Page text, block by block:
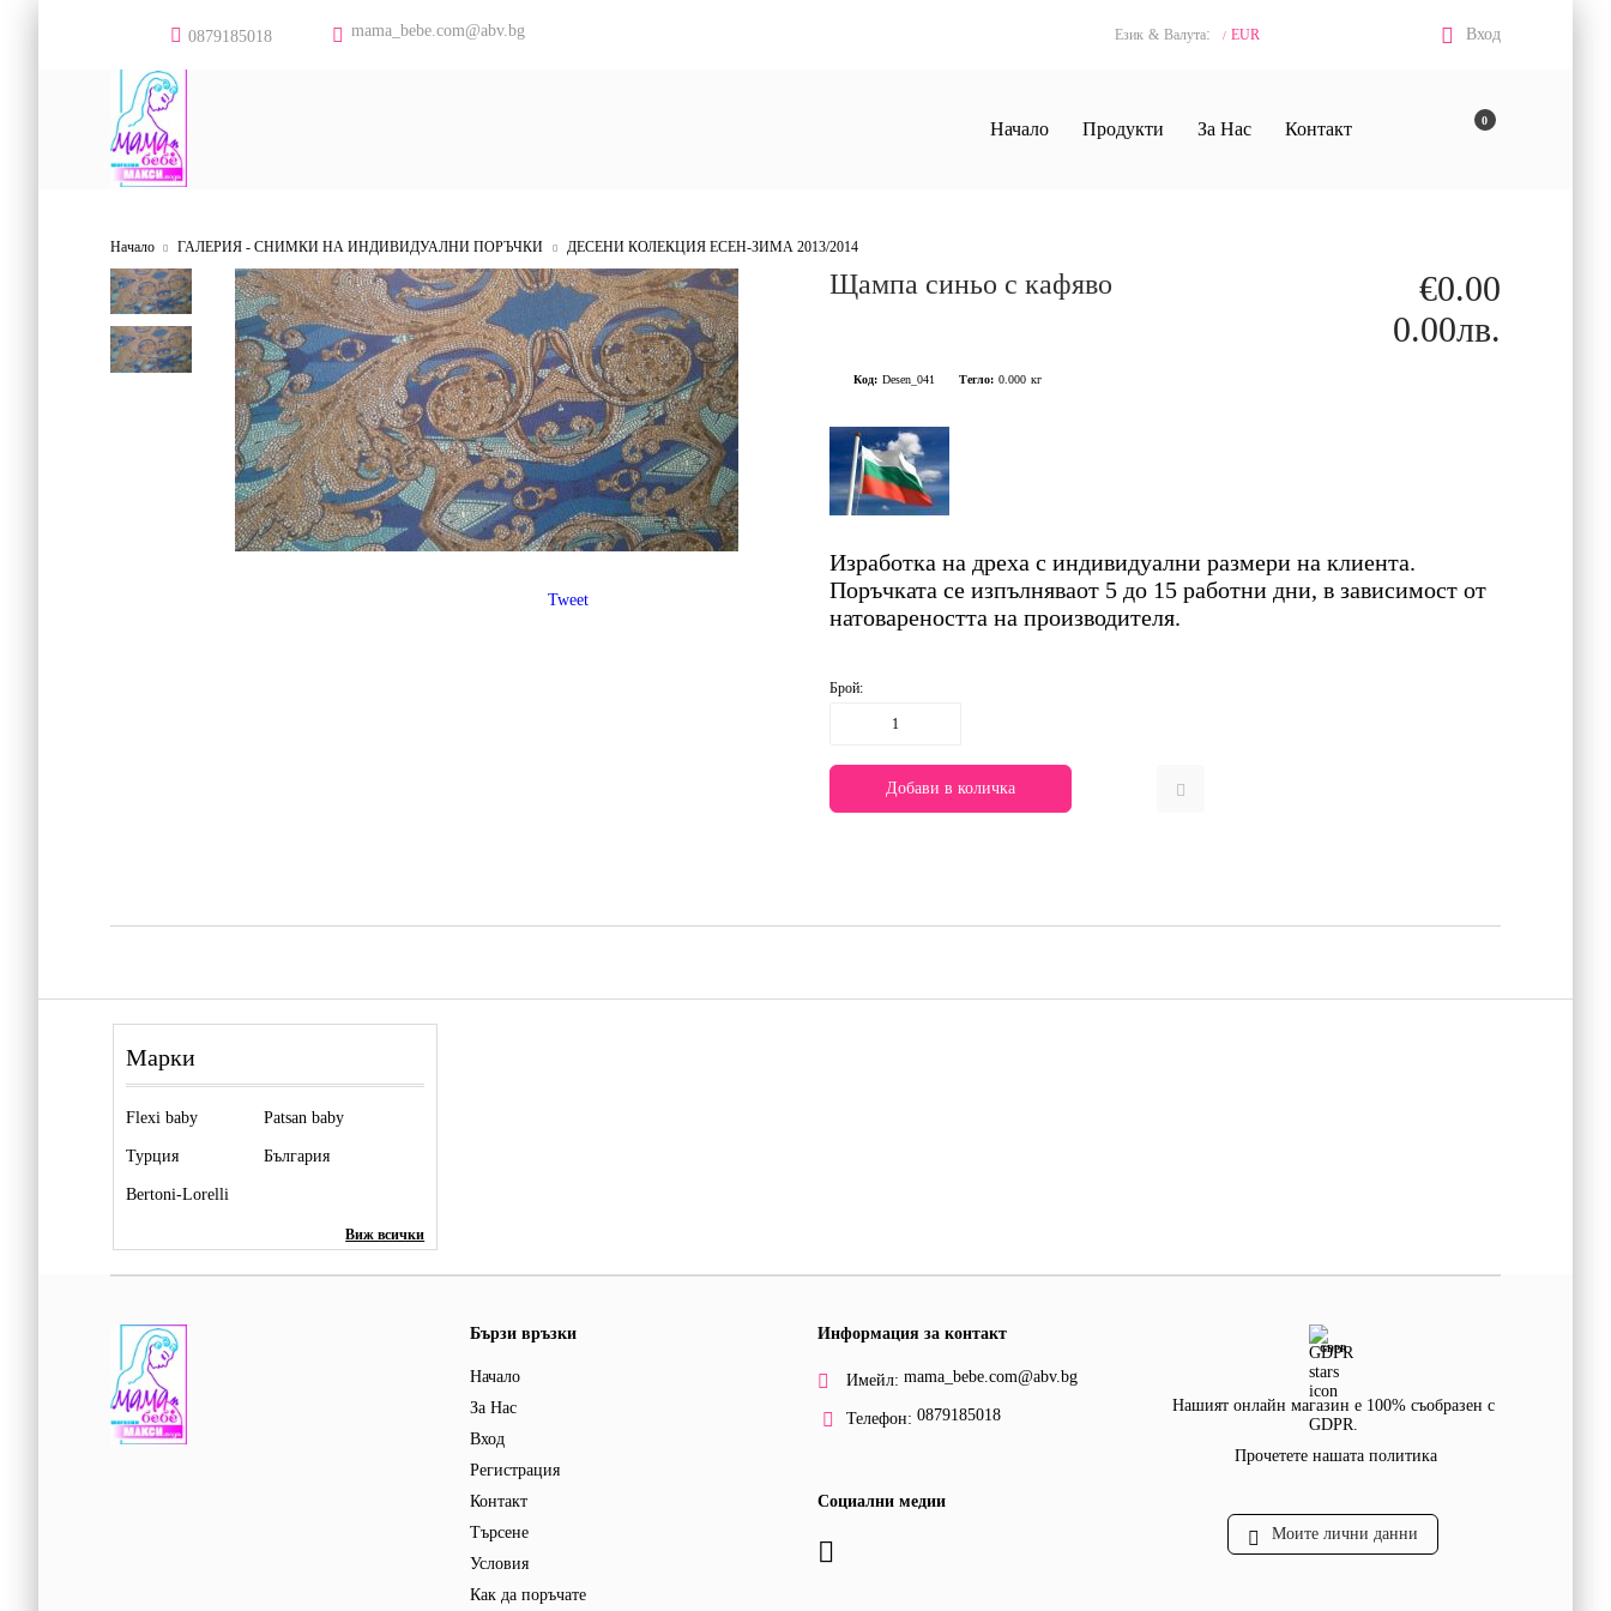
0879185018 mama_bebe.com@abv.bg Език & Валута: / EUR Вход
0
Начало Продукти За Нас Контакт
Начало ГАЛЕРИЯ - СНИМКИ НА ИНДИВИДУАЛНИ ПОРЪЧКИ ДЕСЕНИ КОЛЕКЦИЯ ЕСЕН-ЗИМА 2013/2014
Tweet
Щампа синьо с кафяво
€0.00
0.00лв.
Код: Desen_041 Тегло: 0.000 кг
Изработка на дреха с индивидуални размери на клиента.
Поръчката се изпълняваот 5 до 15 работни дни, в зависимост от
натовареността на производителя.
Брой:
Марки
Flexi baby Patsan baby
Турция България
Bertoni-Lorelli
Виж всички
Бързи връзки
Начало
За Нас
Вход
Регистрация
Контакт
Търсене
Условия
Как да поръчате
Информация за контакт
Имейл: mama_bebe.com@abv.bg
Телефон: 0879185018
Социални медии
GDPR
Нашият онлайн магазин е 100% съобразен с
GDPR.
Прочетете нашата политика
Моите лични данни